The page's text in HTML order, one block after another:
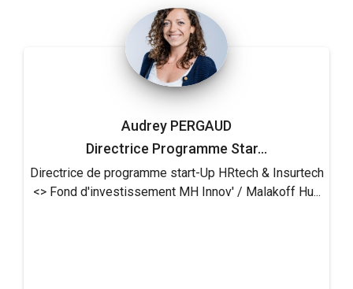
Audrey PERGAUD
Directrice Programme Star...
Directrice de programme start-Up HRtech & Insurtech
<> Fond d'investissement MH Innov' / Malakoff Hu...